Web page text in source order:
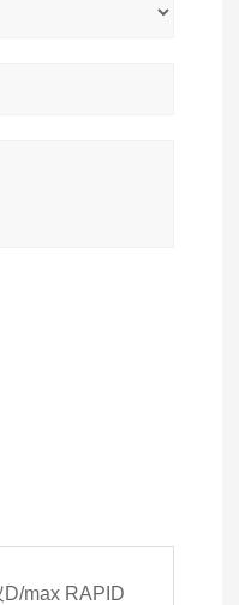
max RAPID